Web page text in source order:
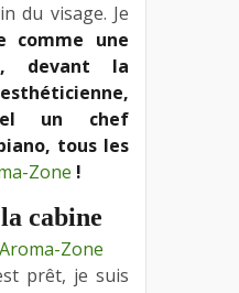
du visage. Je
comme une
devant la
un chef
tous les
Zone !
cabine
prêt, je suis